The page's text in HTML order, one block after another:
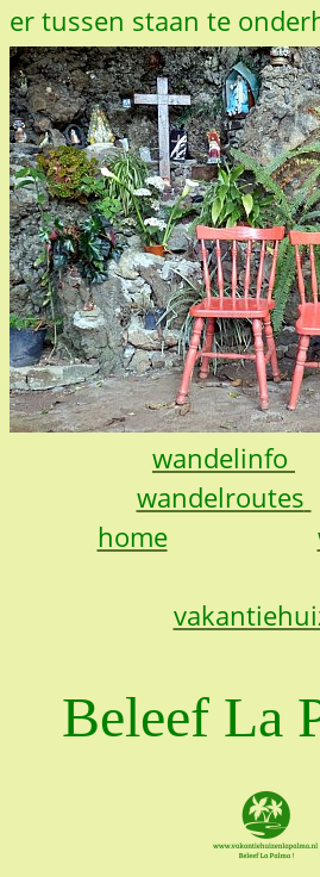
er tussen staan te
wandelinfo
wandelroutes
home
Beleef La